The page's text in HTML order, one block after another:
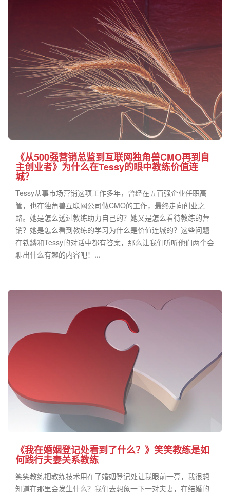
《从500强营销总监到互联网独角兽CMO再到自
主创业者》为什么在Tessy的眼中教练价值连
城？
Tessy从事市场营销这项工作多年，曾经在五百强企业任职高
管，也在独角兽互联网公司做CMO的工作，最终走向创业之
路。她是怎么透过教练助力自己的？她又是怎么看待教练的营
销？她是怎么看到教练的学习为什么是价值连城的？这些问题
在铁鏻和Tessy的对话中都有答案，那么让我们听听他们两个会
聊出什么有趣的内容吧！...
《我在婚姻登记处看到了什么？》笑笑教练是如
何践行夫妻关系教练
笑笑教练把教练技术用在了婚姻登记处让我眼前一亮，我很想
知道在那里会发生什么？我们去想象一下一对夫妻，在结婚的